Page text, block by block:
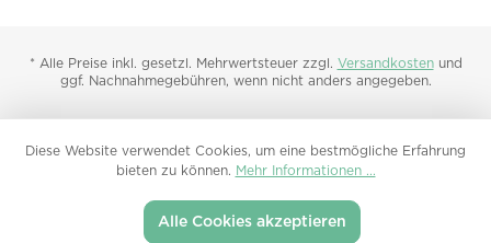
* Alle Preise inkl. gesetzl. Mehrwertsteuer zzgl. Versandkostenund
ggf. Nachnahmegebühren, wenn nicht anders angegeben.
Diese Website verwendet Cookies, um eine bestmögliche Erfahrung
bieten zu können. Mehr Informationen ...
Alle Cookies akzeptieren